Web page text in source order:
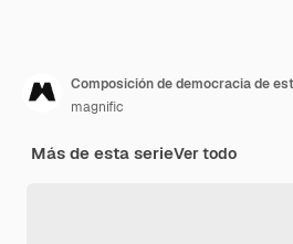
magnific
Más de esta serieVer todo